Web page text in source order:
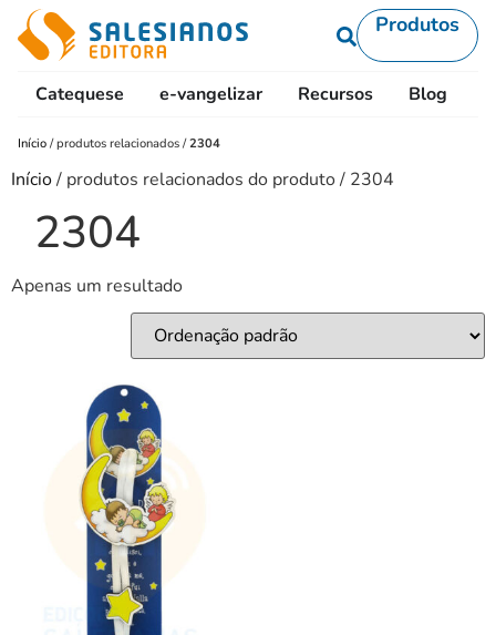
Produtos
Catequese e-vangelizar Recursos Blog
Início /produtos relacionados /2304
Início/ produtos relacionados do produto / 2304
2304
Apenas um resultado